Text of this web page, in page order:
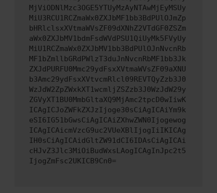
MjViODNlMzc3OGE5YTUyMzAyNTAwMjEyMSUy
MiU3RCU1RCZmaWx0ZXJbMF1bb3BdPUlOJmZp
bHRlclsxXVtmaWVsZF09dXNhZ2VTdGF0ZSZm
aWx0ZXJbMV1bdmFsdWVdPSU1QiUyMk5FVyUy
MiU1RCZmaWx0ZXJbMV1bb3BdPUlOJnNvcnRb
MF1bZmllbGRdPWlzT3duJnNvcnRbMF1bb3Jk
ZXJdPURFU0Mmc29ydFsxXVtmaWVsZF09aXNU
b3Amc29ydFsxXVtvcmRlcl09REVTQyZzb3J0
WzJdW2ZpZWxkXT1wcmljZSZzb3J0WzJdW29y
ZGVyXT1BU0MmbGltaXQ9MjAmc2tpcD0wIiwK
ICAgICJoZWFkZXJzIjoge30sCiAgICAiYm9k
eSI6IG51bGwsCiAgICAiZXhwZWN0Ijogewog
ICAgICAicmVzcG9uc2VUeXBlIjogIiIKICAg
IH0sCiAgICAidGltZW91dCI6IDAsCiAgICAi
cHJvZ3Jlc3MiOiBudWxsLAogICAgInJpc2t5
IjogZmFsc2UKICB9Cn0=